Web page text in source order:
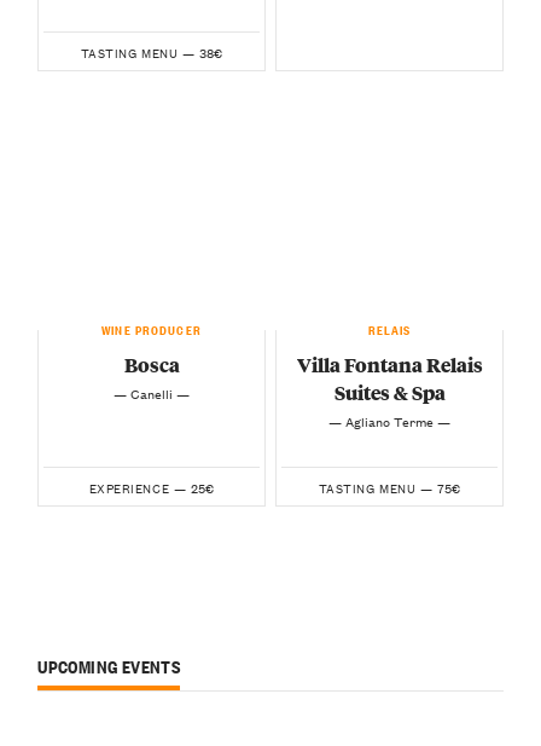
TASTING MENU — 38€
WINE PRODUCER
Bosca
— Canelli —
EXPERIENCE — 25€
RELAIS
Villa Fontana Relais
Suites & Spa
— Agliano Terme —
TASTING MENU — 75€
UPCOMING EVENTS